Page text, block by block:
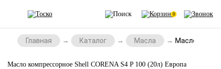
0
Главная Каталог Масла Масло
Масло компрессорное Shell CORENA S4 P 100 (20л) Европа